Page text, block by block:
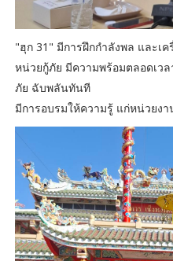
"ฮุก 31" มีการฝึกกำลังพล และเ
หน่วยกู้ภัย มีความพร้อมตลอดเว
ภัย ฉับพลันทันที
มีการอบรมให้ความรู้ แก่หน่วยง